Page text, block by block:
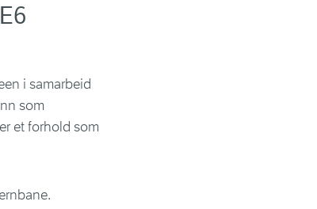
i samarbeid
som
et forhold som